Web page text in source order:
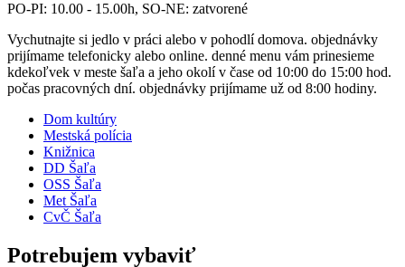
PO-PI: 10.00 - 15.00h, SO-NE: zatvorené
Vychutnajte si jedlo v práci alebo v pohodlí domova. objednávky
prijímame telefonicky alebo online. denné menu vám prinesieme
kdekoľvek v meste šaľa a jeho okolí v čase od 10:00 do 15:00 hod.
počas pracovných dní. objednávky prijímame už od 8:00 hodiny.
Dom kultúry
Mestská polícia
Knižnica
DD Šaľa
OSS Šaľa
Met Šaľa
CvČ Šaľa
Potrebujem vybaviť